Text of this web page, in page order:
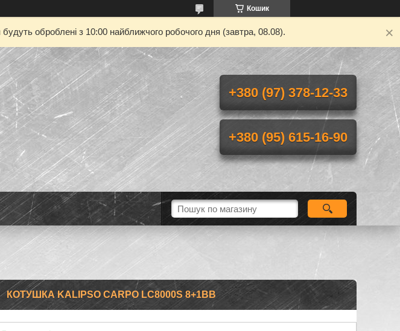
Кошик
оброблені з 10:00 найближчого робочого дня (завтра, 08.08).
+380 (97) 378-12-33
+380 (95) 615-16-90
КОТУШКА KALIPSO CARPO LC8000S 8+1ВВ